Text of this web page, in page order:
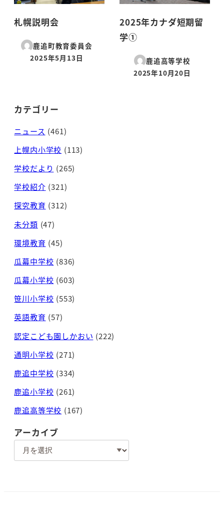
札幌説明会
鹿追町教育委員会
投稿日
2025年5月13日
2025年カナダ短期留
学①
鹿追高等学校
投稿日
2025年10月20日
カテゴリー
ニュース (461)
上幌内小学校 (113)
学校だより (265)
学校紹介 (321)
探究教育 (312)
未分類 (47)
環境教育 (45)
瓜幕中学校 (836)
瓜幕小学校 (603)
笹川小学校 (553)
英語教育 (57)
認定こども園しかおい (222)
通明小学校 (271)
鹿追中学校 (334)
鹿追小学校 (261)
鹿追高等学校 (167)
アーカイブ